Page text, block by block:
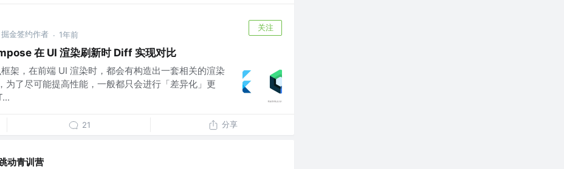
金签约作者 · 1年前
关注
在 UI 渲染刷新时 Diff 实现对比
架，在前端 UI 渲染时，都会有构造出一套相关的渲染
为了尽可能提高性能，一般都只会进行「差异化」更
21 分享
动青训营